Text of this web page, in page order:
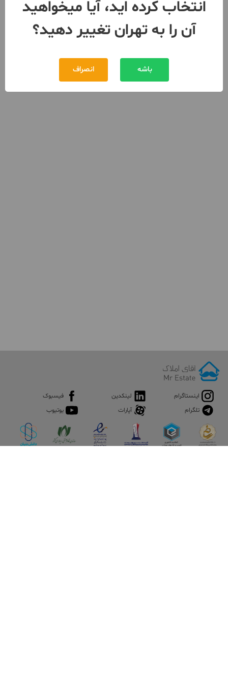
اینستاگرام لینکدین
فیسبوک
تلگرام
آپارات یوتیوب
انتخاب کرده اید، آیا میخواهید
آن را به تهران تغییر دهید؟
باشه انصراف